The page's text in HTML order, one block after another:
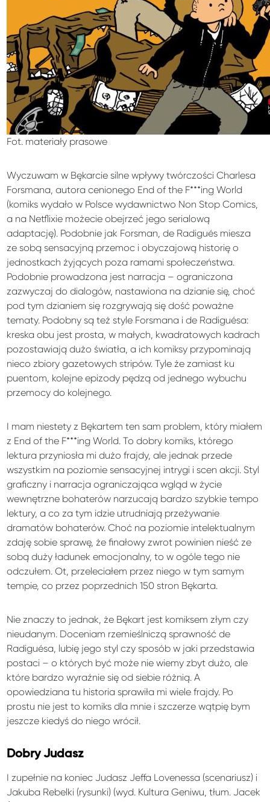
Fot. materiały prasowe
Wyczuwam w Bękarcie silne wpływy twórczości Charlesa
Forsmana, autora cenionego End of the F***ing World
(komiks wydało w Polsce wydawnictwo Non Stop Comics,
a na Netflixie możecie obejrzeć jego serialową
adaptację). Podobnie jak Forsman, de Radigués miesza
ze sobą sensacyjną przemoc i obyczajową historię o
jednostkach żyjących poza ramami społeczeństwa.
Podobnie prowadzona jest narracja – ograniczona
zazwyczaj do dialogów, nastawiona na dzianie się, choć
pod tym dzianiem się rozgrywają się dość poważne
tematy. Podobny są też style Forsmana i de Radiguésa:
kreska obu jest prosta, w małych, kwadratowych kadrach
pozostawiają dużo światła, a ich komiksy przypominają
nieco zbiory gazetowych stripów. Tyle że zamiast ku
puentom, kolejne epizody pędzą od jednego wybuchu
przemocy do kolejnego.
I mam niestety z Bękartem ten sam problem, który miałem
z End of the F***ing World. To dobry komiks, którego
lektura przyniosła mi dużo frajdy, ale jednak przede
wszystkim na poziomie sensacyjnej intrygi i scen akcji. Styl
graficzny i narracja ograniczająca wgląd w życie
wewnętrzne bohaterów narzucają bardzo szybkie tempo
lektury, a co za tym idzie utrudniają przeżywanie
dramatów bohaterów. Choć na poziomie intelektualnym
zdaję sobie sprawę, że finałowy zwrot powinien nieść ze
sobą duży ładunek emocjonalny, to w ogóle tego nie
odczułem. Ot, przeleciałem przez niego w tym samym
tempie, co przez poprzednich 150 stron Bękarta.
Nie znaczy to jednak, że Bękart jest komiksem złym czy
nieudanym. Doceniam rzemieślniczą sprawność de
Radiguésa, lubię jego styl czy sposób w jaki przedstawia
postaci – o których być może nie wiemy zbyt dużo, ale
które bardzo wyraźnie się od siebie różnią. A
opowiedziana tu historia sprawiła mi wiele frajdy. Po
prostu nie jest to komiks dla mnie i szczerze wątpię bym
jeszcze kiedyś do niego wrócił.
Dobry Judasz
I zupełnie na koniec Judasz Jeffa Lovenessa (scenariusz) i
Jakuba Rebelki (rysunki) (wyd. Kultura Geniwu, tłum. Jacek